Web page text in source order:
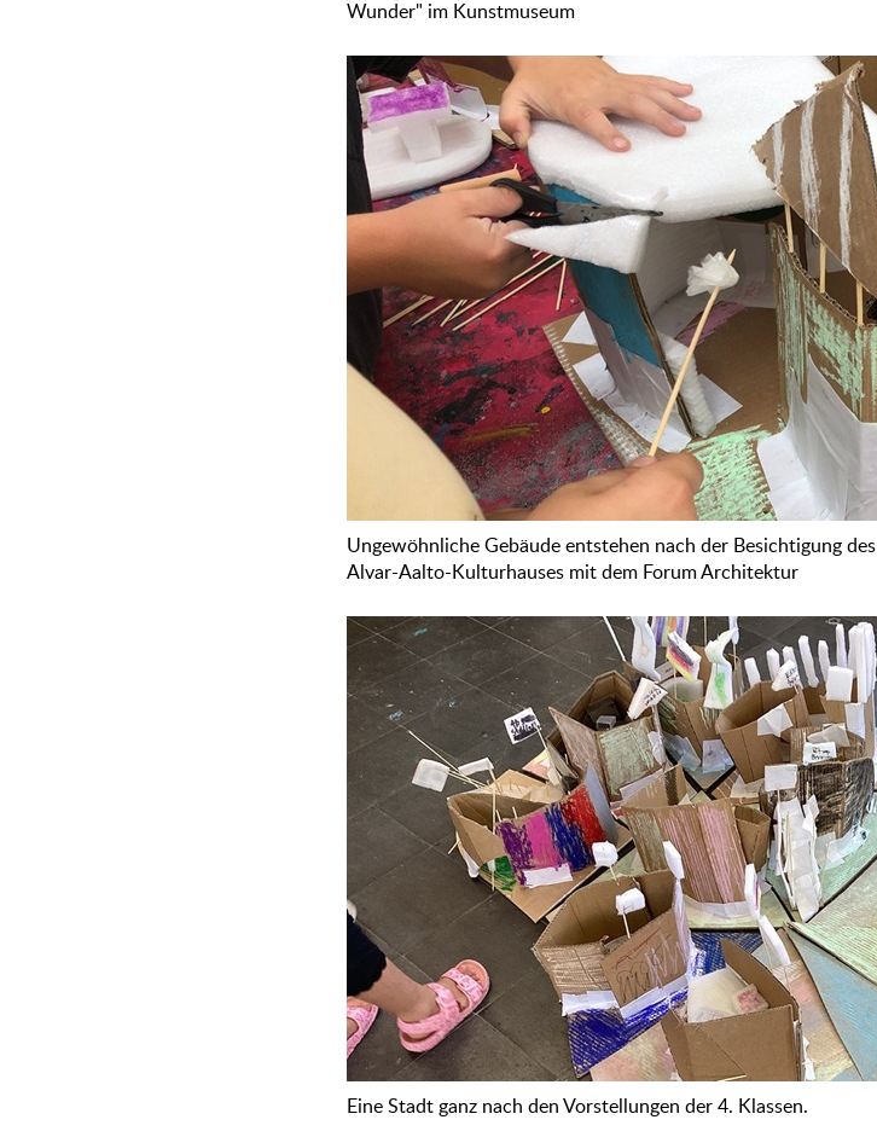
Wunder" im Kunstmuseum
Ungewöhnliche Gebäude entstehen nach der Besichtigung des
Alvar-Aalto-Kulturhauses mit dem Forum Architektur
Eine Stadt ganz nach den Vorstellungen der 4. Klassen.